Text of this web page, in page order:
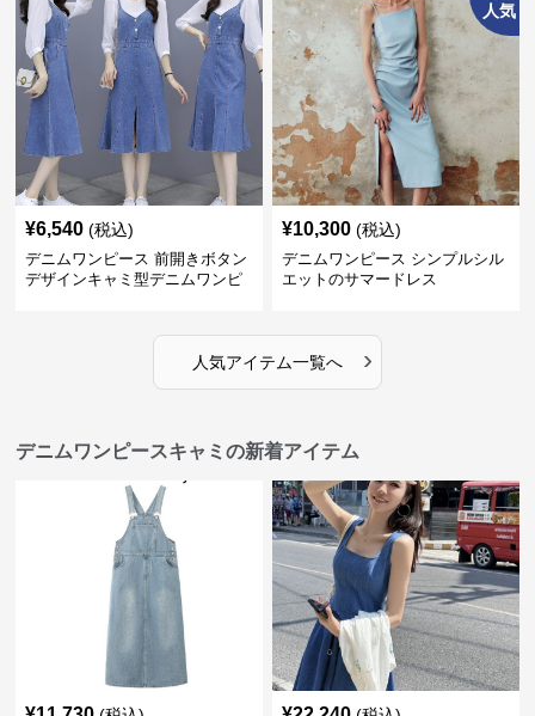
¥6,540 (税込)
デニムワンピース 前開きボタン
デザインキャミ型デニムワンピ
人気
¥10,300 (税込)
デニムワンピース シンプルシル
エットのサマードレス
人気アイテム一覧へ ›
デニムワンピースキャミの新着アイテム